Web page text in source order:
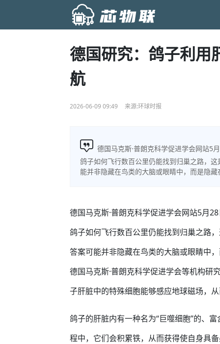
德国研究：鸽子利用
航
2026-06-09 09:49 来源:环球时报
德国马克斯·普朗克科学促进学会网站5
鸽子如何飞行数百公里仍能找到归巢之路，
能并非隐藏在鸟类的大脑或眼睛中，而是隐
德国马克斯·普朗克科学促进学会网站5月
鸽子如何飞行数百公里仍能找到归巢之路
答案可能并非隐藏在鸟类的大脑或眼睛中
德国马克斯·普朗克科学促进学会等机构研
子肝脏中的特殊细胞能够感应地球磁场，
鸽子的肝脏内有一种名为“巨噬细胞”的、
程中，它们会积累铁，从而获得使自身具